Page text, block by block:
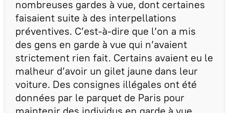
nombreuses gardes à vue, dont certaines
faisaient suite à des interpellations
préventives. C’est-à-dire que l’on a mis
des gens en garde à vue qui n’avaient
strictement rien fait. Certains avaient eu le
malheur d’avoir un gilet jaune dans leur
voiture. Des consignes illégales ont été
données par le parquet de Paris pour